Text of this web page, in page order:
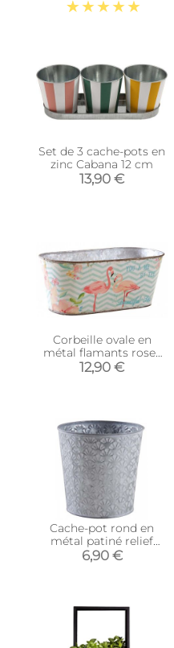
Set de 3 cache-pots en
zinc Cabana 12 cm
13,90 €
Corbeille ovale en
métal flamants roses
32 cm
12,90 €
Cache-pot rond en
métal patiné relief
Cesar
6,90 €